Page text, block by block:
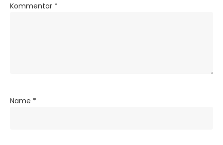
Kommentar *
Name *